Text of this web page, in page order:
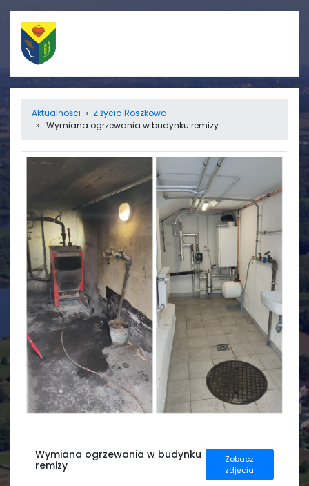
Porządek nabożeństw
Straż Pożarna
Ośrodek zdrowia
Koło gospodyń
wiejskich
Rada sołecka
Świetlica
Strona główna
Informacje
Aktualności
Galerie
Aktualności » Z życia Roszkowa
» Wymiana ogrzewania w budynku remizy
Wymiana ogrzewania w budynku
remizy
Zobacz
zdjęcia